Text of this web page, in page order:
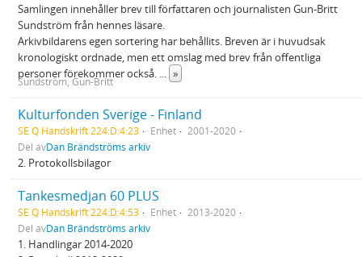
Samlingen innehåller brev till författaren och journalisten Gun-Britt
Sundström från hennes läsare.
Arkivbildarens egen sortering har behållits. Breven är i huvudsak
kronologiskt ordnade, men ett omslag med brev från offentliga
personer förekommer också. ... »
Sundström, Gun-Britt
Kulturfonden Sverige - Finland
SE Q Handskrift 224:D:4:23 Enhet
2001-2020
Del avDan Brändströms arkiv
2. Protokollsbilagor
Tankesmedjan 60 PLUS
SE Q Handskrift 224:D:4:53 Enhet
2013-2020
Del avDan Brändströms arkiv
1. Handlingar 2014-2020